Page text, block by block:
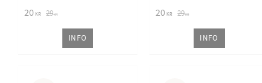
20 KR 29KR
INFO
20 KR 29KR
INFO